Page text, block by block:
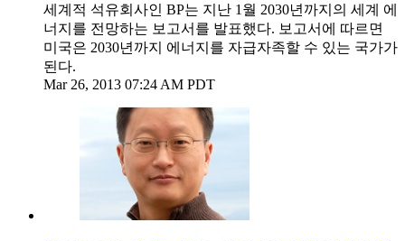
세계적 석유회사인 BP는 지난 1월 2030년까지의 세계 에
너지를 전망하는 보고서를 발표했다. 보고서에 따르면
미국은 2030년까지 에너지를 자급자족할 수 있는 국가가
된다.
Mar 26, 2013 07:24 AM PDT